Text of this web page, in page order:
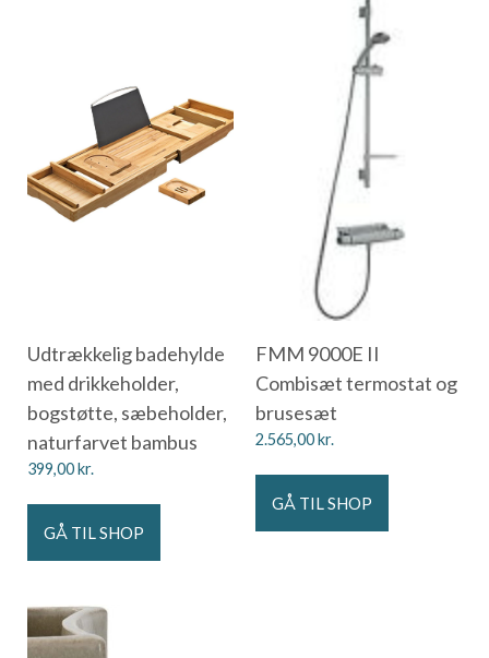
Udtrækkelig badehylde
med drikkeholder,
bogstøtte, sæbeholder,
naturfarvet bambus
399,00kr.
GÅ TIL SHOP
FMM 9000E II
Combisæt termostat og
brusesæt
2.565,00kr.
GÅ TIL SHOP